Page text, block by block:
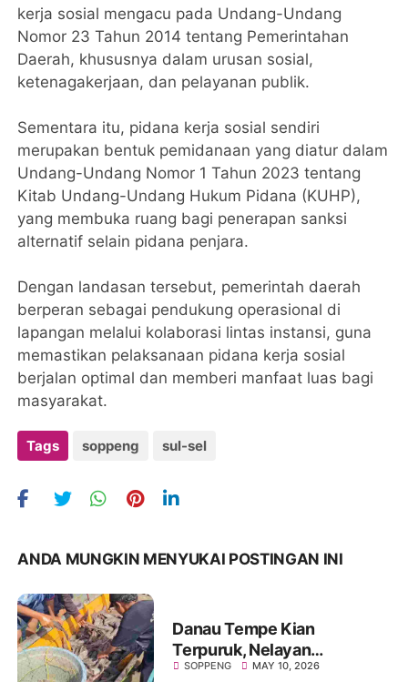
kerja sosial mengacu pada Undang-Undang
Nomor 23 Tahun 2014 tentang Pemerintahan
Daerah, khususnya dalam urusan sosial,
ketenagakerjaan, dan pelayanan publik.
Sementara itu, pidana kerja sosial sendiri
merupakan bentuk pemidanaan yang diatur dalam
Undang-Undang Nomor 1 Tahun 2023 tentang
Kitab Undang-Undang Hukum Pidana (KUHP),
yang membuka ruang bagi penerapan sanksi
alternatif selain pidana penjara.
Dengan landasan tersebut, pemerintah daerah
berperan sebagai pendukung operasional di
lapangan melalui kolaborasi lintas instansi, guna
memastikan pelaksanaan pidana kerja sosial
berjalan optimal dan memberi manfaat luas bagi
masyarakat.
Tags soppeng sul-sel
ANDA MUNGKIN MENYUKAI POSTINGAN INI
Danau Tempe Kian
Terpuruk, Nelayan
Marioriawa Tinggalkan
SOPPENG MAY 10, 2026